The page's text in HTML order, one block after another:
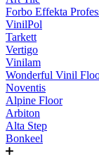
Forbo Effekta
VinilPol
Tarkett
Vertigo
Vinilam
Wonderful Vinil
Noventis
Alpine Floor
Arbiton
Alta Step
Bonkeel